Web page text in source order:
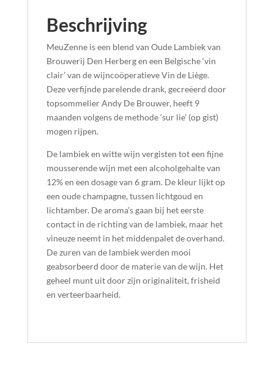
Beschrijving
MeuZenne is een blend van Oude Lambiek van
Brouwerij Den Herberg en een Belgische ‘vin
clair’ van de wijncoöperatieve Vin de Liège.
Deze verfijnde parelende drank, gecreëerd door
topsommelier Andy De Brouwer, heeft 9
maanden volgens de methode ‘sur lie’ (op gist)
mogen rijpen.
De lambiek en witte wijn vergisten tot een fijne
mousserende wijn met een alcoholgehalte van
12% en een dosage van 6 gram. De kleur lijkt op
een oude champagne, tussen lichtgoud en
lichtamber. De aroma’s gaan bij het eerste
contact in de richting van de lambiek, maar het
vineuze neemt in het middenpalet de overhand.
De zuren van de lambiek werden mooi
geabsorbeerd door de materie van de wijn. Het
geheel munt uit door zijn originaliteit, frisheid
en verteerbaarheid.